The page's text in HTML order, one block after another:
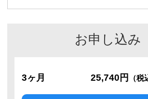
お申し込み
3ヶ月 25,740円 （税